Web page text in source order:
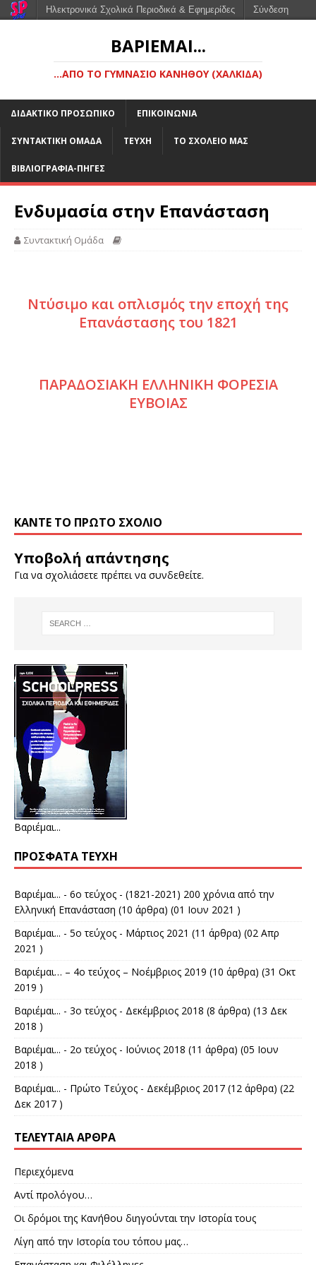
ΒΑΡΙΈΜΑΙ...
...ΑΠΌ ΤΟ ΓΥΜΝΆΣΙΟ ΚΑΝΉΘΟΥ (ΧΑΛΚΊΔΑ)
ΔΙΔΑΚΤΙΚΌ ΠΡΟΣΩΠΙΚΌ ΕΠΙΚΟΙΝΩΝΊΑ
ΣΥΝΤΑΚΤΙΚΉ ΟΜΆΔΑ ΤΕΎΧΗ ΤΟ ΣΧΟΛΕΊΟ ΜΑΣ
ΒΙΒΛΙΟΓΡΑΦΊΑ-ΠΗΓΈΣ
Ενδυμασία στην Επανάσταση
Συντακτική Ομάδα
Ντύσιμο και οπλισμός την εποχή της
Επανάστασης του 1821
ΠΑΡΑΔΟΣΙΑΚΗ ΕΛΛΗΝΙΚΗ ΦΟΡΕΣΙΑ
ΕΥΒΟΙΑΣ
ΚΆΝΤΕ ΤΟ ΠΡΏΤΟ ΣΧΌΛΙΟ
Υποβολή απάντησης
Για να σχολιάσετε πρέπει να συνδεθείτε.
Βαριέμαι...
ΠΡΌΣΦΑΤΑ ΤΕΎΧΗ
Βαριέμαι... - 6ο τεύχος - (1821-2021) 200 χρόνια από την
Ελληνική Επανάσταση (10 άρθρα) (01 Ιουν 2021 )
Βαριέμαι... - 5ο τεύχος - Μάρτιος 2021 (11 άρθρα) (02 Απρ
2021 )
Βαριέμαι… – 4ο τεύχος – Νοέμβριος 2019 (10 άρθρα) (31 Οκτ
2019 )
Βαριέμαι... - 3ο τεύχος - Δεκέμβριος 2018 (8 άρθρα) (13 Δεκ
2018 )
Βαριέμαι... - 2ο τεύχος - Ιούνιος 2018 (11 άρθρα) (05 Ιουν
2018 )
Βαριέμαι... - Πρώτο Τεύχος - Δεκέμβριος 2017 (12 άρθρα) (22
Δεκ 2017 )
ΤΕΛΕΥΤΑΊΑ ΆΡΘΡΑ
Περιεχόμενα
Αντί προλόγου…
Οι δρόμοι της Κανήθου διηγούνται την Ιστορία τους
Λίγη από την Ιστορία του τόπου μας…
Ηλεκτρονικά Σχολικά Περιοδικά & Εφημερίδες Σύνδεση